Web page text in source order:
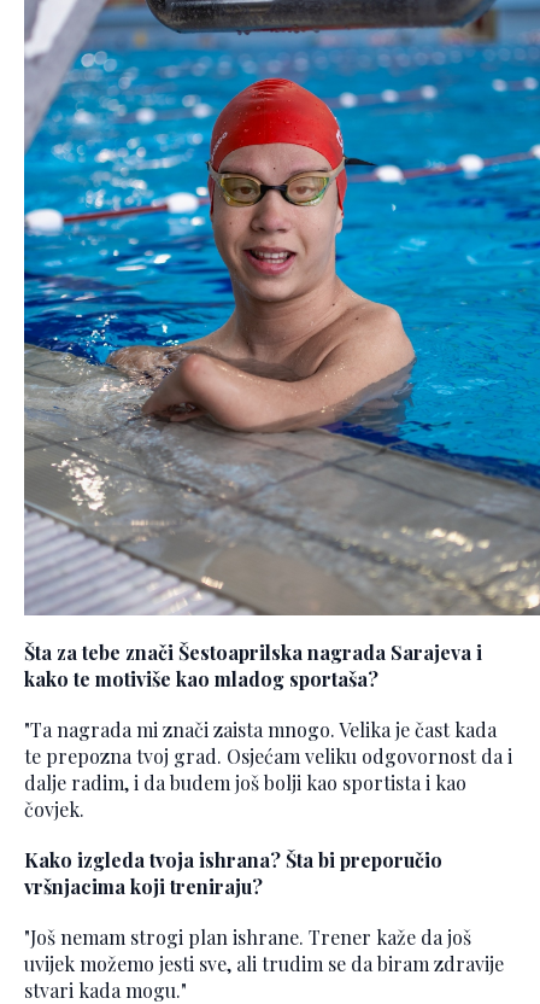
Šta za tebe znači Šestoaprilska nagrada Sarajeva i
kako te motiviše kao mladog sportaša?
"Ta nagrada mi znači zaista mnogo. Velika je čast kada
te prepozna tvoj grad. Osjećam veliku odgovornost da i
dalje radim, i da budem još bolji kao sportista i kao
čovjek.
Kako izgleda tvoja ishrana? Šta bi preporučio
vršnjacima koji treniraju?
"Još nemam strogi plan ishrane. Trener kaže da još
uvijek možemo jesti sve, ali trudim se da biram zdravije
stvari kada mogu."